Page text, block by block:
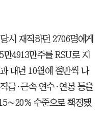
시 재직하던 2706명에게
4913만주를 RSU로 지
내년 10월에 절반씩 나
급·근속 연수·연봉 등을
수준으로 책정됐